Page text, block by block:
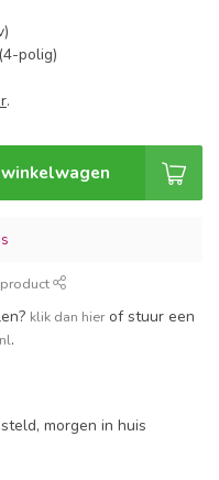
polig)
.
klik dan hierof stuur een
.
morgen in huis